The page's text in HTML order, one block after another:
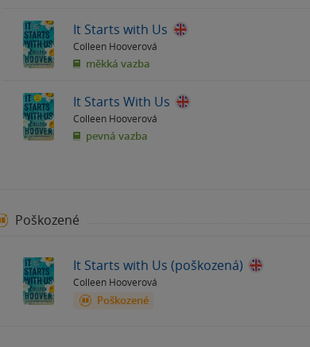
It Starts with Us
Colleen Hooverová
měkká vazba
It Starts With Us
Colleen Hooverová
pevná vazba
Poškozené
It Starts with Us (poškozená)
Colleen Hooverová
Poškozené